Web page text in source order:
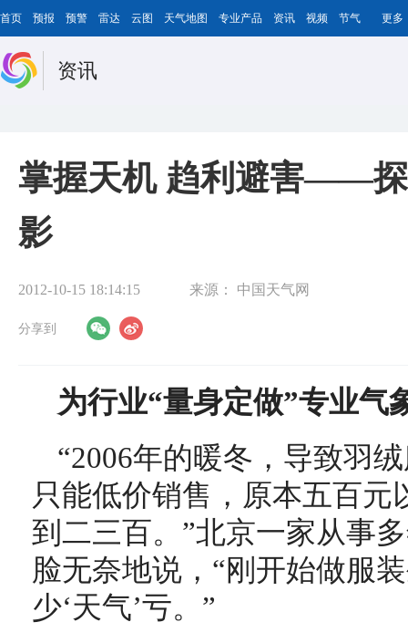
首页 预报 预警 雷达 云图 天气地图 专业产品 资讯 视频 节气 更多
资讯
掌握天机 趋利避害——
影
2012-10-15 18:14:15 来源： 中国天气网
分享到
为行业“量身定做”专业气
“2006年的暖冬，导致羽
只能低价销售，原本五百
到二三百。”北京一家从事
脸无奈地说，“刚开始做服
少‘天气’亏。”